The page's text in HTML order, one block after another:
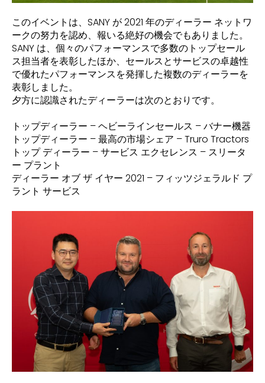
このイベントは、SANY が 2021 年のディーラー ネットワ
ークの努力を認め、報いる絶好の機会でもありました。
SANY は、個々のパフォーマンスで多数のトップセール
ス担当者を表彰したほか、セールスとサービスの卓越性
で優れたパフォーマンスを発揮した複数のディーラーを
表彰しました。
夕方に認識されたディーラーは次のとおりです。
トップディーラー – ヘビーラインセールス – バナー機器
トップディーラー – 最高の市場シェア – Truro Tractors
トップ ディーラー – サービス エクセレンス – スリータ
ー プラント
ディーラー オブ ザ イヤー 2021 – フィッツジェラルド プ
ラント サービス